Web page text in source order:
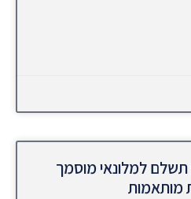
תשלם למלונאי מוסמך